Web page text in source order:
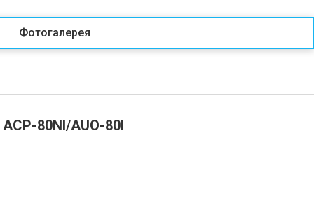
Фотогалерея
80NI/AUO-80I